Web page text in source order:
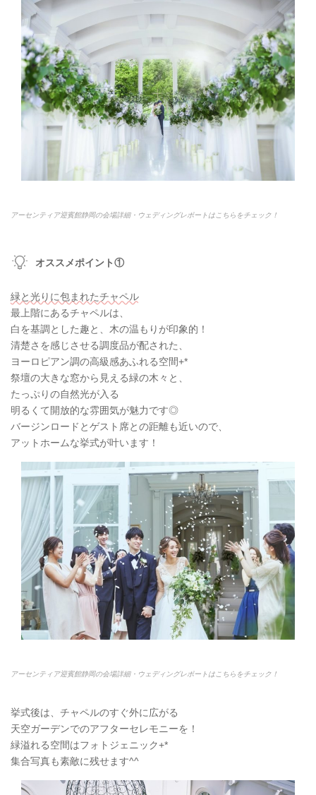
アーセンティア迎賓館静岡の会場詳細・ウェディングレポートはこちらをチェック！
オススメポイント①
緑と光りに包まれたチャペル
最上階にあるチャペルは、
白を基調とした趣と、木の温もりが印象的！
清楚さを感じさせる調度品が配された、
ヨーロピアン調の高級感あふれる空間+*
祭壇の大きな窓から見える緑の木々と、
たっぷりの自然光が入る
明るくて開放的な雰囲気が魅力です◎
バージンロードとゲスト席との距離も近いので、
アットホームな挙式が叶います！
アーセンティア迎賓館静岡の会場詳細・ウェディングレポートはこちらをチェック！
挙式後は、チャペルのすぐ外に広がる
天空ガーデンでのアフターセレモニーを！
緑溢れる空間はフォトジェニック+*
集合写真も素敵に残せます^^